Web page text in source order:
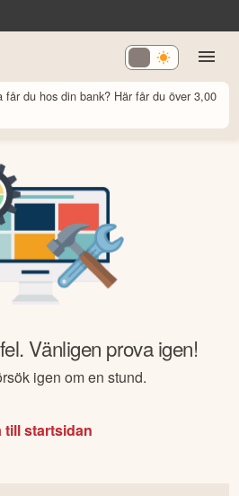
får du hos din bank? Här får du över 3,00
Vänligen prova igen!
igen om en stund.
till startsidan